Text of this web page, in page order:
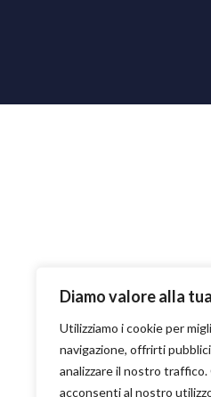
Diamo valore alla
Utilizziamo i cookie per
navigazione, offrirti
analizzare il nostro
acconsenti al nostro